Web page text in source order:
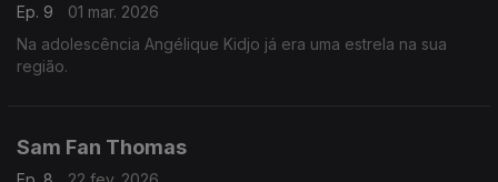
Ep. 9
01 mar. 2026
Na adolescência Angélique Kidjo já era uma estrela na sua
região.
Sam Fan Thomas